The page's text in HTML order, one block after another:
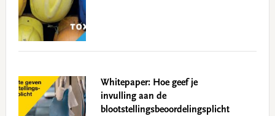
Whitepaper: Hoe geef je
invulling aan de
blootstellingsbeoordelingsplicht